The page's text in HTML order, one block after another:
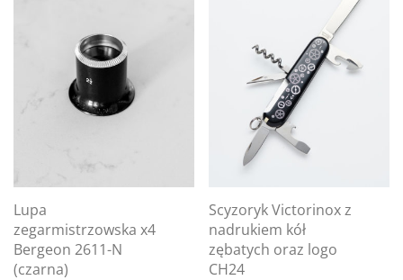
Lupa
zegarmistrzowska x4
Bergeon 2611-N
(czarna)
Scyzoryk Victorinox z
nadrukiem kół
zębatych oraz logo
CH24